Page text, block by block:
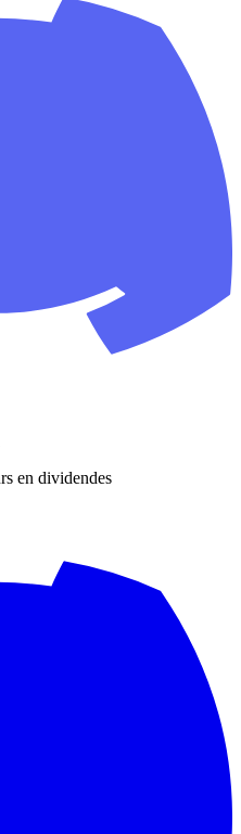
en dividendes